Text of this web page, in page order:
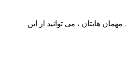
هایتان ، می توانید از این